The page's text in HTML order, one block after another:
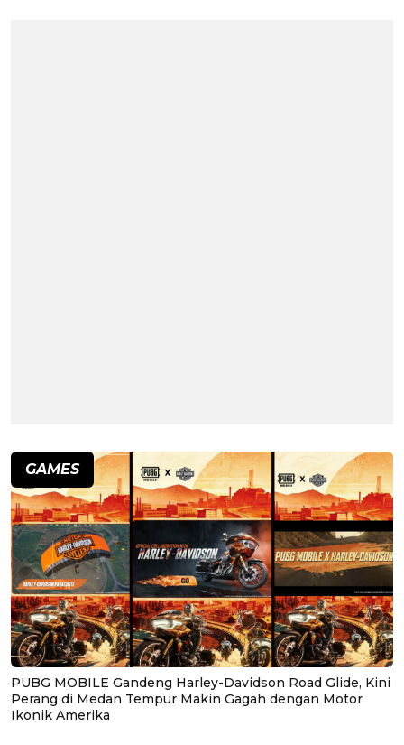
GAMES
PUBG MOBILE Gandeng Harley-Davidson Road Glide, Kini
Perang di Medan Tempur Makin Gagah dengan Motor
Ikonik Amerika